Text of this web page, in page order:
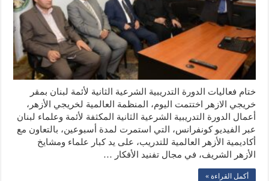
ختام فعاليات الدورة التدريبية الشرعية الثانية لأئمة لبنان بمقر
خريجي الازهر اختتمت اليوم، المنظمة العالمية لخريجي الأزهر،
أعمال الدورة التدريبية الشرعية الثانية المكثفة لأئمة وعلماء لبنان
عبر الفيديو كونفرانس، التي استمرت لمدة أسبوعين، بالتعاون مع
أكاديمية الأزهر العالمية للتدريب، على يد كبار علماء ومشايخ
الأزهر الشريف، في مجال تفنيد الأفكار …
أكمل القراءة »